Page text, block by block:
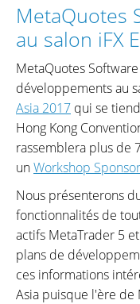
MetaQuotes
au salon iFX
MetaQuotes
développements au
Asia 2017 qui se
Hong Kong
rassemblera plus de
unWorkshop Sponsor
Nous présenterons
fonctionnalités de
actifs MetaTrader 5
plans de
ces informations
Asia puisque l'ère de